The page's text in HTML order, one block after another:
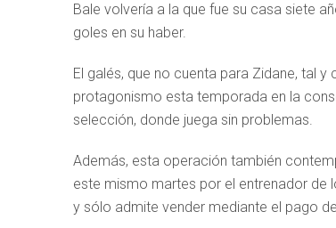
Bale volvería a la que fue su casa siete
goles en su haber.
El galés, que no cuenta para Zidane, tal
protagonismo esta temporada en la
selección, donde juega sin problemas.
Además, esta operación también
este mismo martes por el entrenador de
y sólo admite vender mediante el pago